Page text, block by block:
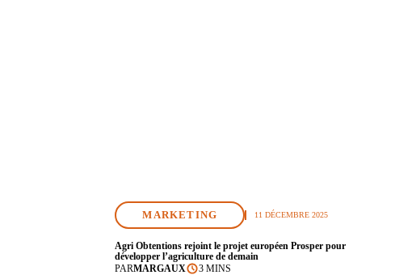
MARKETING 11 DÉCEMBRE 2025
Agri Obtentions rejoint le projet européen Prosper pour
développer l’agriculture de demain
PARMARGAUX 3 MINS